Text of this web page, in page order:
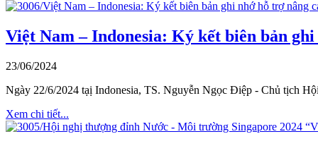
Việt Nam – Indonesia: Ký kết biên bản
23/06/2024
Ngày 22/6/2024 tạị Indonesia, TS. Nguyễn Ngọc Điệp - Chủ tịch
Xem chi tiết...